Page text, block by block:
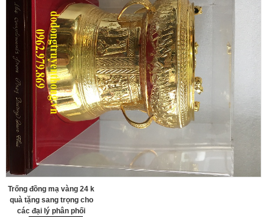
Trống đồng mạ vàng 24 k
quà tặng sang trọng cho
các đại lý phân phối